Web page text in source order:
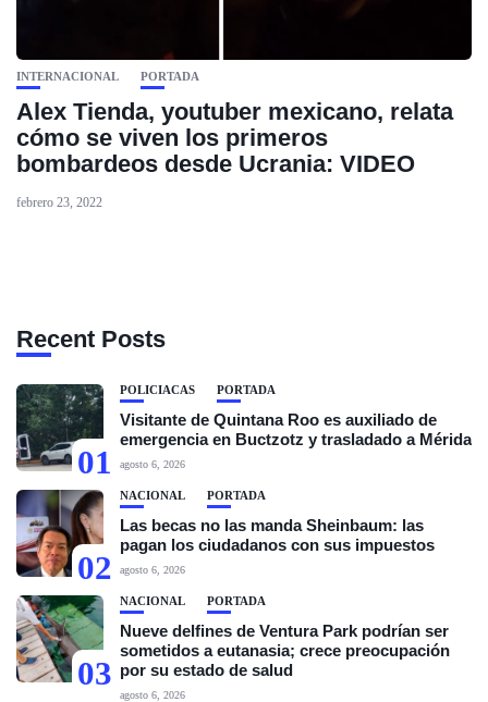
INTERNACIONAL PORTADA
Alex Tienda, youtuber mexicano, relata
cómo se viven los primeros
bombardeos desde Ucrania: VIDEO
febrero 23, 2022
Recent Posts
01
POLICIACAS PORTADA
Visitante de Quintana Roo es auxiliado de
emergencia en Buctzotz y trasladado a Mérida
agosto 6, 2026
02
NACIONAL PORTADA
Las becas no las manda Sheinbaum: las
pagan los ciudadanos con sus impuestos
agosto 6, 2026
03
NACIONAL PORTADA
Nueve delfines de Ventura Park podrían ser
sometidos a eutanasia; crece preocupación
por su estado de salud
agosto 6, 2026